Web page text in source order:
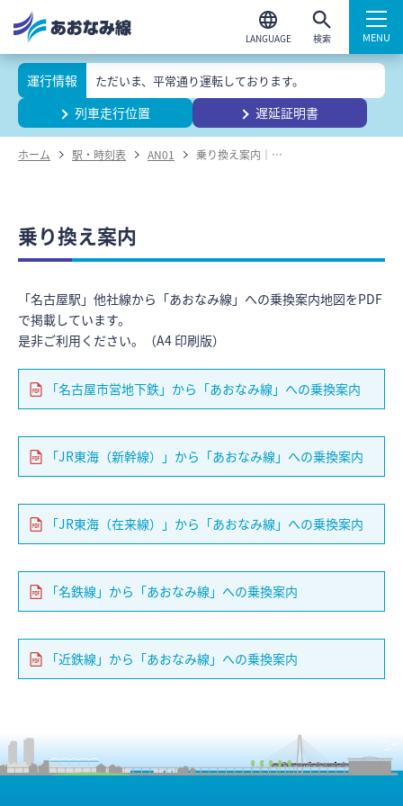
検索
運行情報 ただいま、平常通り運転しております。
列車走行位置 遅延証明書
ホーム 駅・時刻表 AN01 乗り換え案内｜名古屋
乗り換え案内
「名古屋駅」他社線から「あおなみ線」への乗換案内地図をPDF
で掲載しています。
是非ご利用ください。（A4 印刷版）
「名古屋市営地下鉄」から「あおなみ線」への乗換案内
「JR東海（新幹線）」から「あおなみ線」への乗換案内
「JR東海（在来線）」から「あおなみ線」への乗換案内
「名鉄線」から「あおなみ線」への乗換案内
「近鉄線」から「あおなみ線」への乗換案内